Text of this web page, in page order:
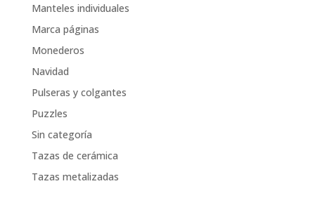
Manteles individuales
Marca páginas
Monederos
Navidad
Pulseras y colgantes
Puzzles
Sin categoría
Tazas de cerámica
Tazas metalizadas